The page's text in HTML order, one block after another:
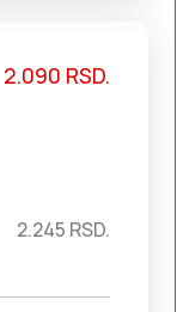
2.090 RSD.
2.245 RSD.